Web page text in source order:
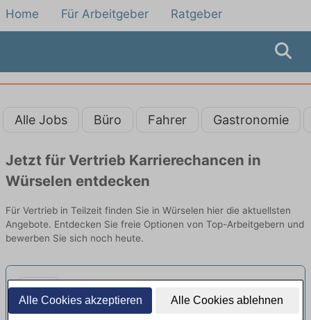
Alle Cookies akzeptieren Alle Cookies ablehnen
Home Für Arbeitgeber Ratgeber
Alle Jobs Büro Fahrer Gastronomie
Jetzt für Vertrieb Karrierechancen in
Würselen entdecken
Für Vertrieb in Teilzeit finden Sie in Würselen hier die aktuellsten
Angebote. Entdecken Sie freie Optionen von Top-Arbeitgebern und
bewerben Sie sich noch heute.
Vertriebsmitarbeiter:in
Versicherungen Teilzeit (m/w/d) neu
hpr-finanzen GmbH | Selfkant